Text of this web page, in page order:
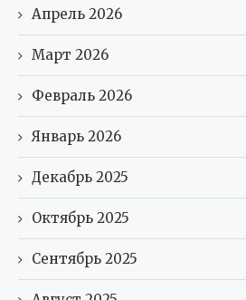
Апрель 2026
Март 2026
Февраль 2026
Январь 2026
Декабрь 2025
Октябрь 2025
Сентябрь 2025